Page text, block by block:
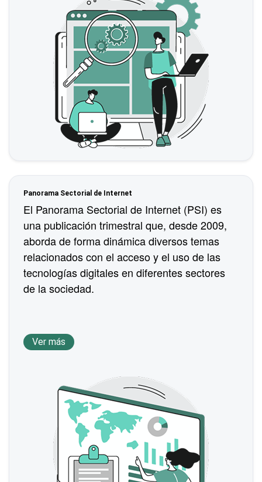
Panorama Sectorial de Internet
El Panorama Sectorial de Internet (PSI) es
una publicación trimestral que, desde 2009,
aborda de forma dinámica diversos temas
relacionados con el acceso y el uso de las
tecnologías digitales en diferentes sectores
de la sociedad.
Ver más